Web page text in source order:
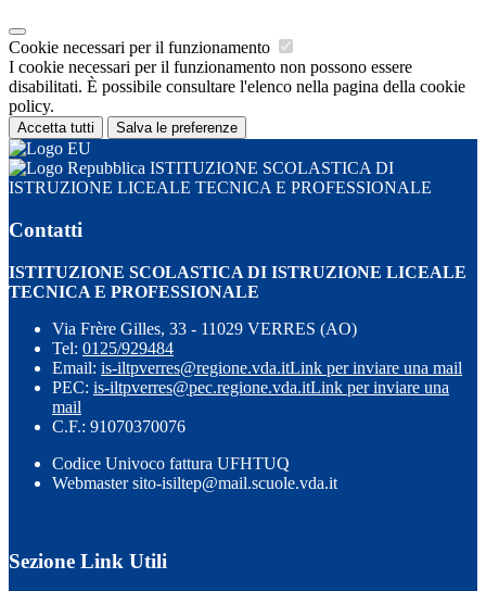
Cookie necessari per il funzionamento
I cookie necessari per il funzionamento non possono essere
disabilitati. È possibile consultare l'elenco nella pagina della cookie
policy.
Accetta tutti Salva le preferenze
ISTITUZIONE SCOLASTICA DI
ISTRUZIONE LICEALE TECNICA E PROFESSIONALE
Contatti
ISTITUZIONE SCOLASTICA DI ISTRUZIONE LICEALE
TECNICA E PROFESSIONALE
Via Frère Gilles, 33 - 11029 VERRES (AO)
Tel: 0125/929484
Email: is-iltpverres@regione.vda.itLink per inviare una mail
PEC: is-iltpverres@pec.regione.vda.itLink per inviare una
mail
C.F.: 91070370076
Codice Univoco fattura UFHTUQ
Webmaster sito-isiltep@mail.scuole.vda.it
Sezione Link Utili